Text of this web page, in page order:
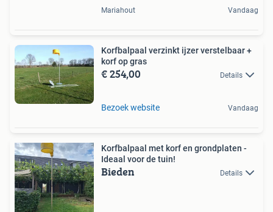
Mariahout Vandaag
Korfbalpaal verzinkt ijzer verstelbaar +
korf op gras
€ 254,00 Details
Bezoek website Vandaag
Korfbalpaal met korf en grondplaten -
Ideaal voor de tuin!
Bieden Details